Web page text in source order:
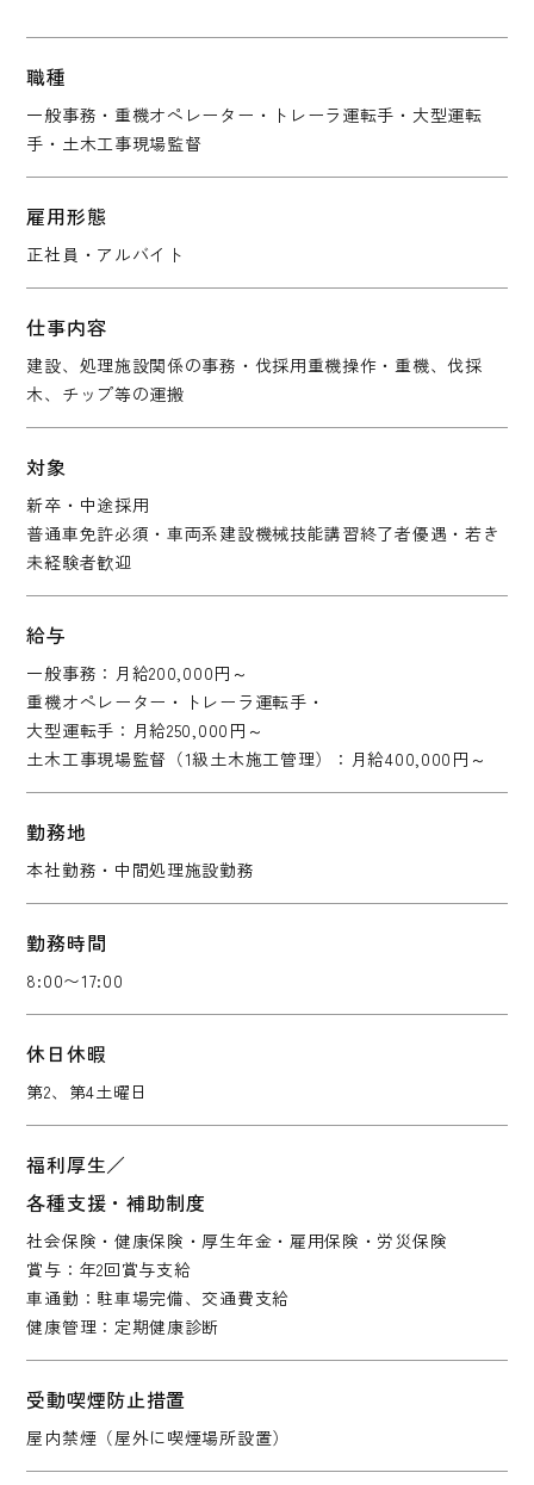
職種
一般事務・重機オペレーター・トレーラ運転手・大型運転
手・ 土木工事現場監督
雇用形態
正社員・アルバイト
仕事内容
建設、処理施設関係の事務・伐採用重機操作・重機、伐採
木、 チップ等の運搬
対象
新卒・中途採用
普通車免許必須・車両系建設機械技能講習終了者優遇・ 若き
未経験者歓迎
給与
一般事務：月給200,000円～
重機オペレーター・トレーラ運転手・
大型運転手： 月給250,000円～
土木工事現場監督（1級土木施工管理）：月給400,000円～
勤務地
本社勤務・中間処理施設勤務
勤務時間
8:00〜17:00
休日休暇
第2、第4土曜日
福利厚生／
各種支援・補助制度
社会保険・健康保険・厚生年金・雇用保険・労災保険
賞与：年2回賞与支給
車通勤：駐車場完備、交通費支給
健康管理：定期健康診断
受動喫煙防止措置
屋内禁煙（屋外に喫煙場所設置）